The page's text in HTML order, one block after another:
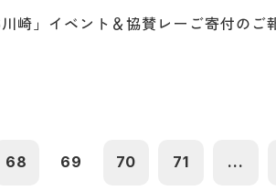
川崎」イベント＆協賛レー ご寄付のご
68 69 70 71 ...